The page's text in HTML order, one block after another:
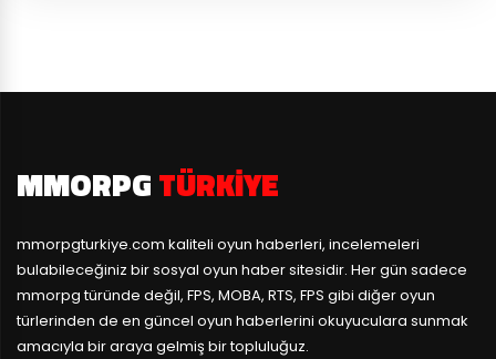
MMORPGTÜRKIYE
mmorpgturkiye.com kaliteli oyun haberleri, incelemeleri
bulabileceğiniz bir sosyal oyun haber sitesidir. Her gün sadece
mmorpg türünde değil, FPS, MOBA, RTS, FPS gibi diğer oyun
türlerinden de en güncel oyun haberlerini okuyuculara sunmak
amacıyla bir araya gelmiş bir topluluğuz.